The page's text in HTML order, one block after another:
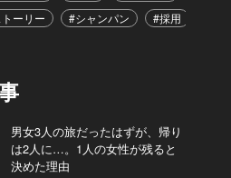
ーリー #シャンパン #採用
男女3人の旅だったはずが、帰り
は2人に…。1人の女性が残ると
決めた理由